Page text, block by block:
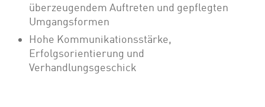
überzeugendem Auftreten und gepflegten
Umgangsformen
Hohe Kommunikationsstärke,
Erfolgsorientierung und
Verhandlungsgeschick